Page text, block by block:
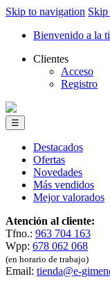
Skip to navigation Skip
Bienvenido a la
Clientes
Acceso
Registro
☰
Destacados
Ofertas
Novedades
Más vendidos
Mejor valorados
Atención al cliente:
Tfno.: 963 704 163
Wpp: 678 062 068
(en horario de trabajo)
Email: tienda@e-